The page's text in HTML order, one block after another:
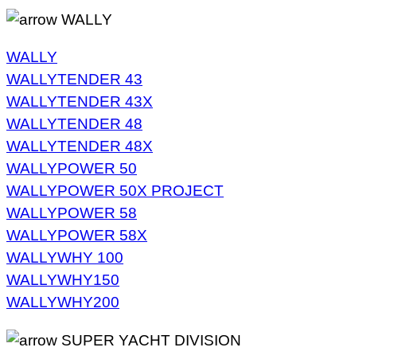
WALLY
WALLY
WALLYTENDER 43
WALLYTENDER 43X
WALLYTENDER 48
WALLYTENDER 48X
WALLYPOWER 50
WALLYPOWER 50X PROJECT
WALLYPOWER 58
WALLYPOWER 58X
WALLYWHY 100
WALLYWHY150
WALLYWHY200
SUPER YACHT DIVISION